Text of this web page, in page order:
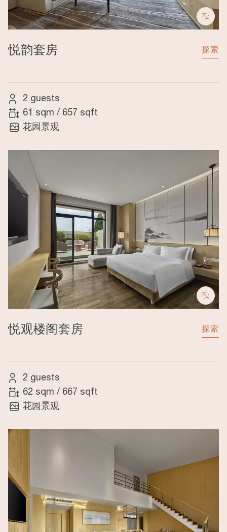
悦韵套房 探索
2 guests
61 sqm / 657 sqft
花园景观
Image
悦观楼阁套房 探索
2 guests
62 sqm / 667 sqft
花园景观
Image